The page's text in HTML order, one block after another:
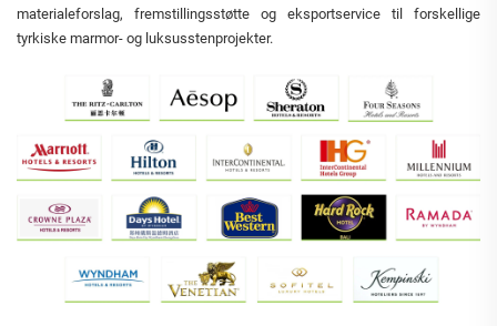
materialeforslag, fremstillingsstøtte og eksportservice til forskellige
tyrkiske marmor- og luksusstenprojekter.